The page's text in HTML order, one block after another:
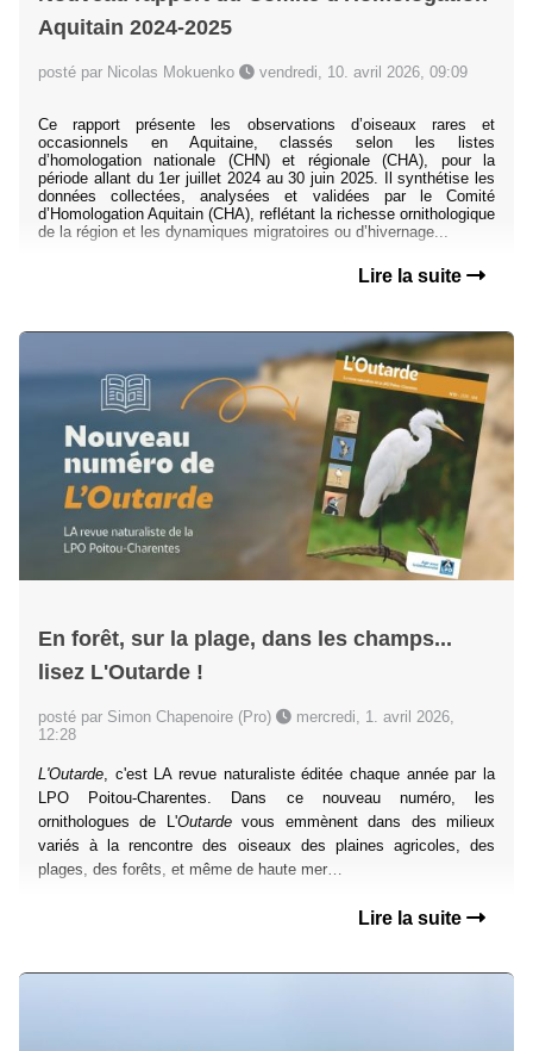
Aquitain 2024-2025
posté par Nicolas Mokuenko vendredi, 10. avril 2026, 09:09
Ce rapport présente les observations d’oiseaux rares et
occasionnels en Aquitaine, classés selon les listes
d’homologation nationale (CHN) et régionale (CHA), pour la
période allant du 1er juillet 2024 au 30 juin 2025. Il synthétise les
données collectées, analysées et validées par le Comité
d’Homologation Aquitain (CHA), reflétant la richesse ornithologique
de la région et les dynamiques migratoires ou d’hivernage...
Lire la suite
En forêt, sur la plage, dans les champs...
lisez L'Outarde !
posté par Simon Chapenoire (Pro)
mercredi, 1. avril 2026,
12:28
L'Outarde, c'est LA revue naturaliste éditée chaque année par la
LPO Poitou-Charentes. Dans ce nouveau numéro, les
ornithologues de L'Outardevous emmènent dans des milieux
variés à la rencontre des oiseaux des plaines agricoles, des
plages, des forêts, et même de haute mer…
Lire la suite